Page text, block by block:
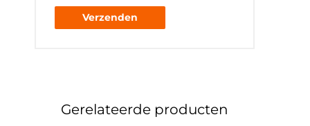
Gerelateerde producten